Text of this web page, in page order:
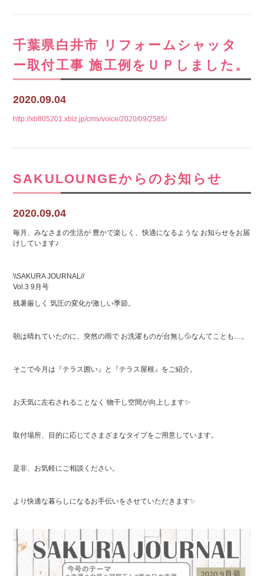
千葉県白井市 リフォームシャッタ
ー取付工事 施工例をＵＰしました。
2020.09.04
http://xb805201.xbiz.jp/cms/voice/2020/09/2585/
SAKULOUNGEからのお知らせ
2020.09.04
毎月、みなさまの生活が 豊かで楽しく、快適になるような お知らせをお届
けしています♪
\\SAKURA JOURNAL//
Vol.3 9月号
残暑厳しく 気圧の変化が激しい季節。
朝は晴れていたのに、突然の雨で お洗濯ものが台無し💦なんてことも…。
そこで今月は『テラス囲い』と『テラス屋根』をご紹介。
お天気に左右されることなく 物干し空間が向上します✨
取付場所、目的に応じてさまざまなタイプをご用意しています。
是非、お気軽にご相談ください。
より快適な暮らしになるお手伝いをさせていただきます✨